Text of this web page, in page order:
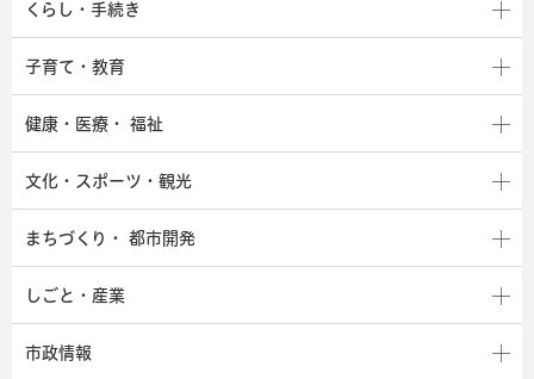
くらし・手続き
子育て・教育
健康・医療・ 福祉
文化・スポーツ・観光
まちづくり・ 都市開発
しごと・産業
市政情報